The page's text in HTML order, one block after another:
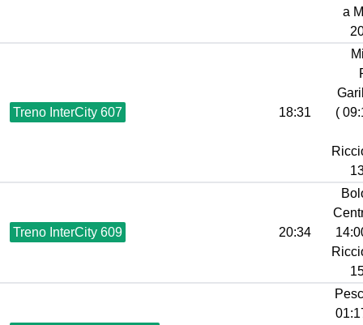
a
Treno InterCity 607 18:31
(
Treno InterCity 609 20:34